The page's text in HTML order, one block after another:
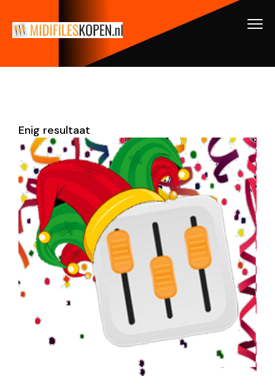
Enig resultaat